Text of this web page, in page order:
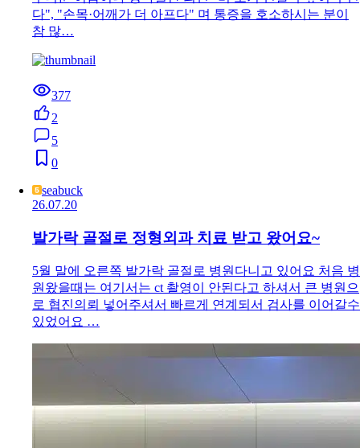
다", "손목·어깨가 더 아프다" 며 통증을 호소하시는 분이
참 많…
377
2
5
0
seabuck
26.07.20
발가락 골절로 정형외과 치료 받고 왔어요~
5월 말에 오른쪽 발가락 골절로 병원다니고 있어요 처음 병
원왔을때는 여기서는 ct 촬영이 안된다고 하셔서 큰 병원으
로 협진의뢰 넣어주셔서 빠르게 연계되서 검사를 이어갈수
있었어요 …